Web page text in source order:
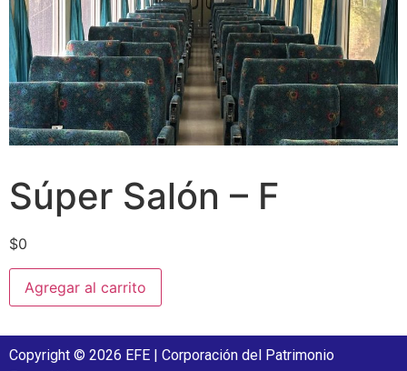
Súper Salón – F
$0
Agregar al carrito
Copyright © 2026 EFE | Corporación del Patrimonio